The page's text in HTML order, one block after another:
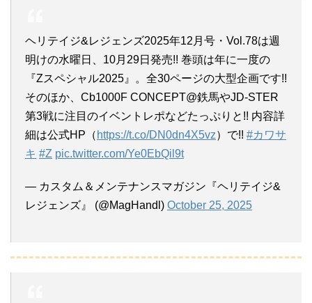
ヘリテイジ&レジェンズ2025年12月号・Vol.78は週
明けの水曜日、10月29日発売!! 巻頭は年に一度の
『Zスペシャル2025』。全30ページの大型企画です!!
そのほか、Cb1000F CONCEPT@鉄馬やJD-STER
第3戦に注目のイベントレポなどたっぷりと!! 内容詳
細は公式HP（ https://t.co/DN0dn4X5vz）で!! #カワサ
キ #Z pic.twitter.com/Ye0EbQil9t
— カスタム＆メンテナンスマガジン『ヘリテイジ&
レジェンズ』 (@MagHandl) October 25, 2025